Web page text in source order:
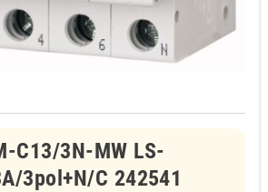
C13/3N-MW LS-
3pol+N/C 242541